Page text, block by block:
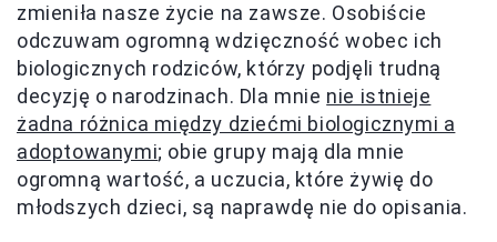
zmieniła nasze życie na zawsze. Osobiście
odczuwam ogromną wdzięczność wobec ich
biologicznych rodziców, którzy podjęli trudną
decyzję o narodzinach. Dla mnie nie istnieje
żadna różnica między dziećmi biologicznymi a
adoptowanymi; obie grupy mają dla mnie
ogromną wartość, a uczucia, które żywię do
młodszych dzieci, są naprawdę nie do opisania.